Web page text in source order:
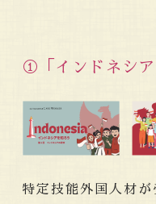
①「インドネシ
特定技能外国人材